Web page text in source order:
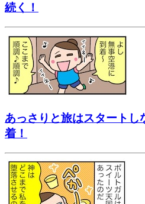
続く！
あっさりと旅はスタート
着！